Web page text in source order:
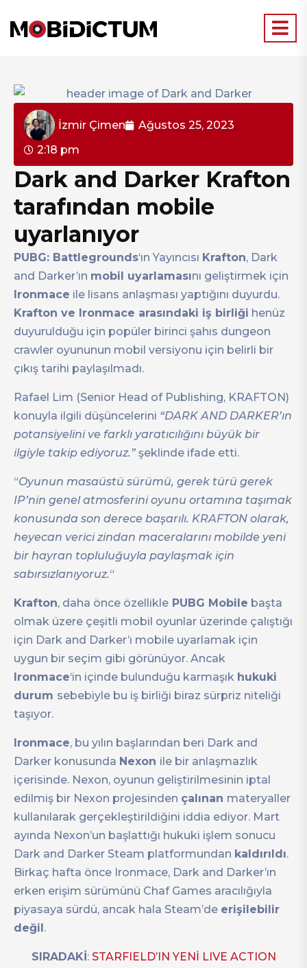
İzmir Çimen
Ağustos 25, 2023
2:18 pm
Dark and Darker Krafton
tarafından mobile
uyarlanıyor
PUBG: Battlegrounds‘ın Yayıncısı Krafton, Dark
and Darker’ın mobil uyarlamasını geliştirmek için
Ironmace ile lisans anlaşması yaptığını duyurdu.
Krafton ve Ironmace arasındaki iş birliği henüz
duyurulduğu için popüler birinci şahıs dungeon
crawler oyununun mobil versiyonu için belirli bir
çıkış tarihi paylaşılmadı.
Rafael Lim (Senior Head of Publishing, KRAFTON)
konuyla ilgili düşüncelerini “DARK AND DARKER’ın
potansiyelini ve farklı yaratıcılığını büyük bir
ilgiyle takip ediyoruz.” şeklinde ifade etti.
“Oyunun masaüstü sürümü, gerek türü gerek
IP’nin genel atmosferini oyunu ortamına taşımak
konusunda son derece başarılı. KRAFTON olarak,
heyecan verici zindan maceralarını mobilde yeni
bir hayran topluluğuyla paylaşmak için
sabırsızlanıyoruz.“
Krafton, daha önce özellikle PUBG Mobile başta
olmak üzere çeşitli mobil oyunlar üzerinde çalıştığı
için Dark and Darker’ı mobile uyarlamak için
uygun bir seçim gibi görünüyor. Ancak
Ironmace‘in içinde bulunduğu karmaşık hukuki
durum sebebiyle bu iş birliği biraz sürpriz niteliği
taşıyor.
Ironmace, bu yılın başlarından beri Dark and
Darker konusunda Nexon ile bir anlaşmazlık
içerisinde. Nexon, oyunun geliştirilmesinin iptal
edilmiş bir Nexon projesinden çalınan materyaller
kullanılarak gerçekleştirildiğini iddia ediyor. Mart
ayında Nexon’un başlattığı hukuki işlem sonucu
Dark and Darker Steam platformundan kaldırıldı.
Birkaç hafta önce Ironmace, Dark and Darker’ın
erken erişim sürümünü Chaf Games aracılığıyla
piyasaya sürdü, ancak hala Steam’de erişilebilir
değil .
SIRADAKİ: STARFIELD’IN YENİ LIVE ACTION